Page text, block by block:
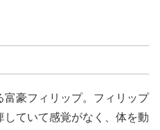
豪フィリップ。フィリップ
ていて感覚がなく、体を動